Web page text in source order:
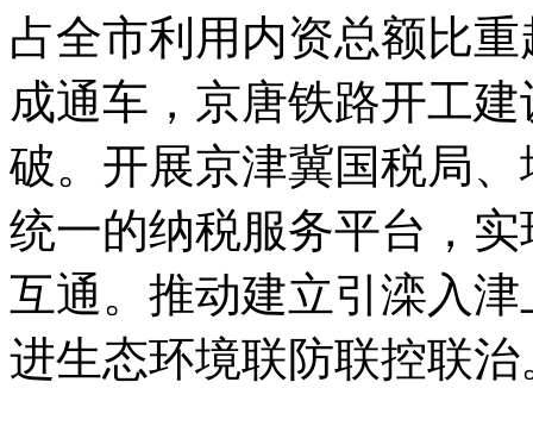
占全市利用内资总额比
成通车，京唐铁路开工
破。开展京津冀国税局
统一的纳税服务平台，
互通。推动建立引滦入
进生态环境联防联控联治